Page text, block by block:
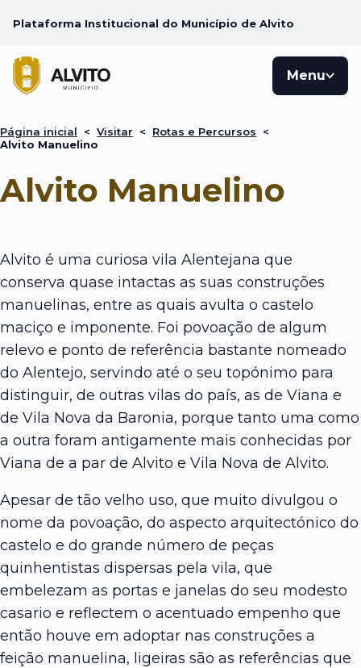
Plataforma Institucional do Município de Alvito
Menu
Página inicial < Visitar < Rotas e Percursos <
Alvito Manuelino
Alvito Manuelino
Alvito é uma curiosa vila Alentejana que
conserva quase intactas as suas construções
manuelinas, entre as quais avulta o castelo
maciço e imponente. Foi povoação de algum
relevo e ponto de referência bastante nomeado
do Alentejo, servindo até o seu topónimo para
distinguir, de outras vilas do país, as de Viana e
de Vila Nova da Baronia, porque tanto uma como
a outra foram antigamente mais conhecidas por
Viana de a par de Alvito e Vila Nova de Alvito.
Apesar de tão velho uso, que muito divulgou o
nome da povoação, do aspecto arquitectónico do
castelo e do grande número de peças
quinhentistas dispersas pela vila, que
embelezam as portas e janelas do seu modesto
casario e reflectem o acentuado empenho que
então houve em adoptar nas construções a
feição manuelina, ligeiras são as referências que